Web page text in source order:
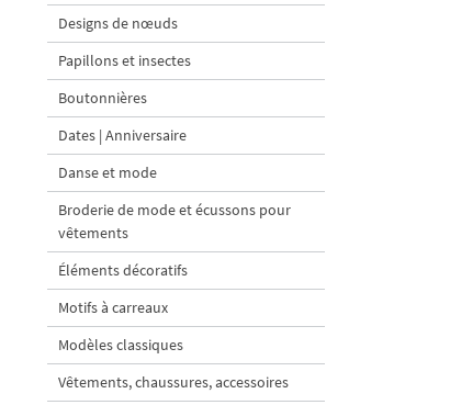
Designs de nœuds
Papillons et insectes
Boutonnières
Dates | Anniversaire
Danse et mode
Broderie de mode et écussons pour
vêtements
Éléments décoratifs
Motifs à carreaux
Modèles classiques
Vêtements, chaussures, accessoires